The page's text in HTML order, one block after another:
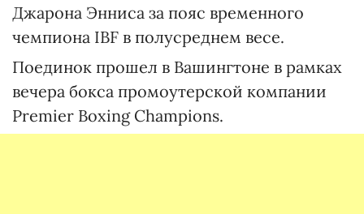
Джарона Энниса за пояс временного
чемпиона IBF в полусреднем весе.
Поединок прошел в Вашингтоне в рамках
вечера бокса промоутерской компании
Premier Boxing Champions.